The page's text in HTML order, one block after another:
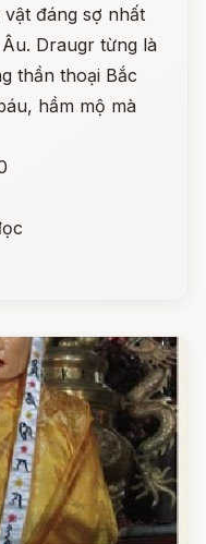
đáng sợ nhất
Draugr từng là
thần thoại Bắc
hầm mộ mà